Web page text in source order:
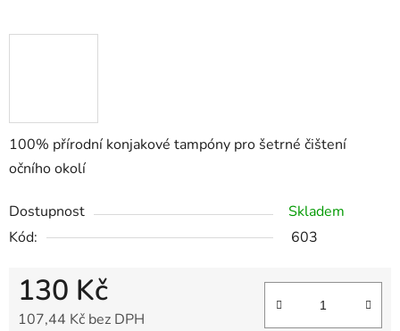
100% přírodní konjakové tampóny pro šetrné čištení
očního okolí
Dostupnost
Skladem
Kód:
603
130 Kč
107,44 Kč bez DPH